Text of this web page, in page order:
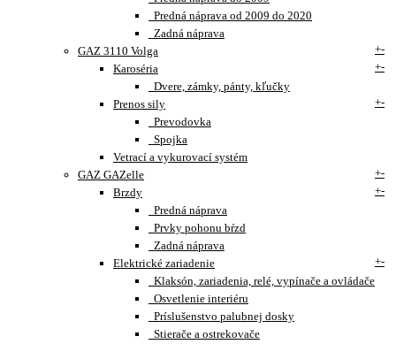
Predná náprava od 2009 do 2020
Zadná náprava
GAZ 3110 Volga
+-
Karoséria
+-
Dvere, zámky, pánty, kľučky
Prenos sily
+-
Prevodovka
Spojka
Vetrací a vykurovací systém
GAZ GAZelle
+-
Brzdy
+-
Predná náprava
Prvky pohonu bŕzd
Zadná náprava
Elektrické zariadenie
+-
Klaksón, zariadenia, relé, vypínače a ovládače
Osvetlenie interiéru
Príslušenstvo palubnej dosky
Stierače a ostrekovače